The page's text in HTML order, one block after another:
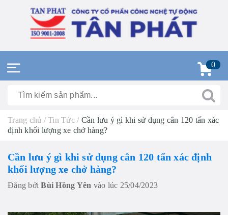
0
Trang chủ / Tin Tức / Cần lưu ý gì khi sử dụng cân 120 tấn xác
định khối lượng xe chở hàng?
Cần lưu ý gì khi sử dụng cân 120 tấn xác định
khối lượng xe chở hàng?
Đăng bởiBùi Hồng Yên vào lúc 25/04/2023